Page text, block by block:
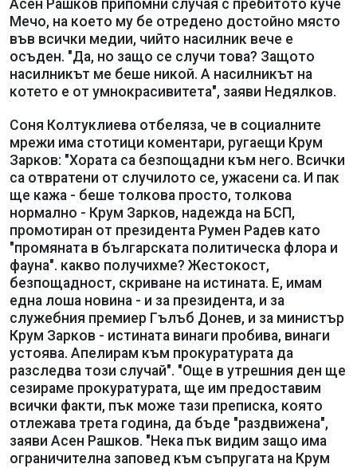
Асен Рашков припомни случая с пребитото куче
Мечо, на което му бе отредено достойно място
във всички медии, чийто насилник вече е
осъден. "Да, но защо се случи това? Защото
насилникът ме беше никой. А насилникът на
котето е от умнокрасивитета", заяви Недялков.
Соня Колтуклиева отбеляза, че в социалните
мрежи има стотици коментари, ругаещи Крум
Зарков: "Хората са безпощадни към него. Всички
са отвратени от случилото се, ужасени са. И пак
ще кажа - беше толкова просто, толкова
нормално - Крум Зарков, надежда на БСП,
промотиран от президента Румен Радев като
"промяната в българската политическа флора и
фауна". какво получихме? Жестокост,
безпощадност, скриване на истината. Е, имам
една лоша новина - и за президента, и за
служебния премиер Гълъб Донев, и за министър
Крум Зарков - истината винаги пробива, винаги
устоява. Апелирам към прокуратурата да
разследва този случай". "Още в утрешния ден ще
сезираме прокуратурата, ще им предоставим
всички факти, пък може тази преписка, която
отлежава трета година, да бъде "раздвижена",
заяви Асен Рашков. "Нека пък видим защо има
ограничителна заповед към съпругата на Крум